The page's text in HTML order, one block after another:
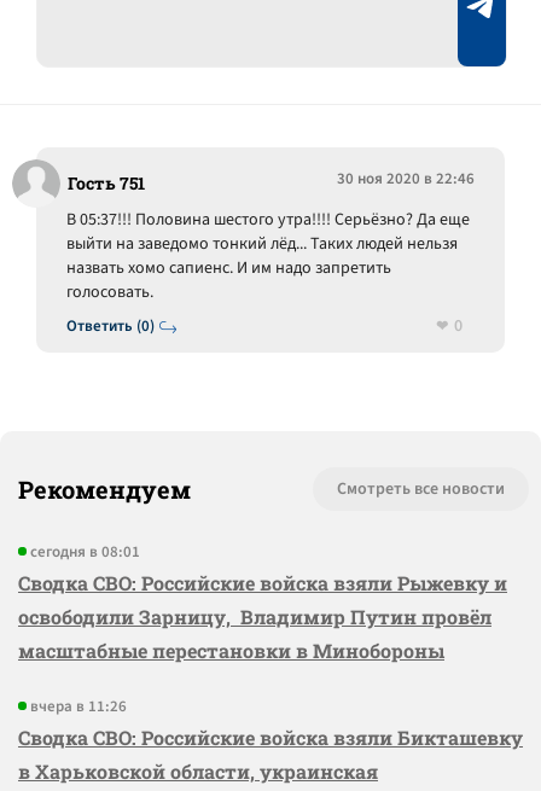
Гость 751 30 ноя 2020 в 22:46
Ответить (0)
В 05:37!!! Половина шестого утра!!!! Серьёзно? Да еще
выйти на заведомо тонкий лёд... Таких людей нельзя
назвать хомо сапиенс. И им надо запретить
голосовать.
0
Рекомендуем Смотреть все новости
сегодня в 08:01
Сводка СВО: Российские войска взяли Рыжевку и
освободили Зарницу, Владимир Путин провёл
масштабные перестановки в Минобороны
вчера в 11:26
Сводка СВО: Российские войска взяли Бикташевку
в Харьковской области, украинская